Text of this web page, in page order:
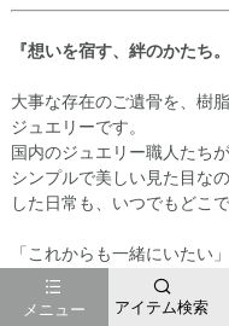
メニュー アイテム検索
『想いを宿す、絆のかたち。
大事な存在のご遺骨を、樹
ジュエリーです。
国内のジュエリー職人たち
シンプルで美しい見た目な
した日常も、いつでもどこ
「これからも一緒にいたい
かたちにするためにDEARは
DEARは、ありがとうと大